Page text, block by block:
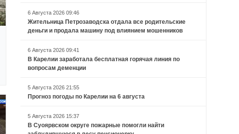
6 Августа 2026 09:46
Жительница Петрозаводска отдала все родительские
деньги и продала машину под влиянием мошенников
6 Августа 2026 09:41
В Карелии заработала бесплатная горячая линия по
вопросам деменции
5 Августа 2026 21:55
Прогноз погоды по Карелии на 6 августа
5 Августа 2026 15:37
В Суоярвском округе пожарные помогли найти